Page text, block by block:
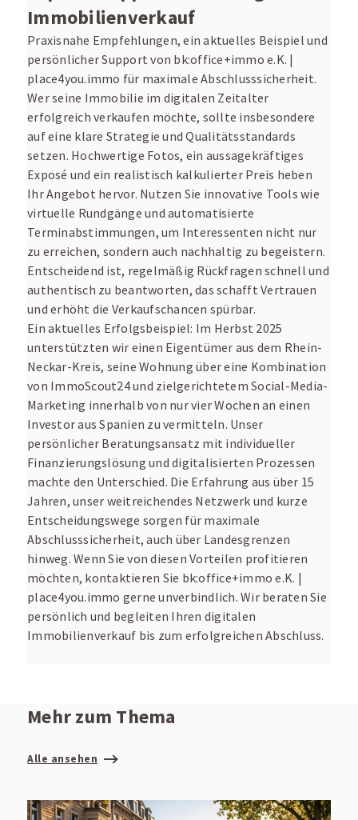
Immobilienverkauf
Praxisnahe Empfehlungen, ein aktuelles Beispiel und
persönlicher Support von bk:office+immo e.K. |
place4you.immo für maximale Abschlusssicherheit.
Wer seine Immobilie im digitalen Zeitalter
erfolgreich verkaufen möchte, sollte insbesondere
auf eine klare Strategie und Qualitätsstandards
setzen. Hochwertige Fotos, ein aussagekräftiges
Exposé und ein realistisch kalkulierter Preis heben
Ihr Angebot hervor. Nutzen Sie innovative Tools wie
virtuelle Rundgänge und automatisierte
Terminabstimmungen, um Interessenten nicht nur
zu erreichen, sondern auch nachhaltig zu begeistern.
Entscheidend ist, regelmäßig Rückfragen schnell und
authentisch zu beantworten, das schafft Vertrauen
und erhöht die Verkaufschancen spürbar.
Ein aktuelles Erfolgsbeispiel: Im Herbst 2025
unterstützten wir einen Eigentümer aus dem Rhein-
Neckar-Kreis, seine Wohnung über eine Kombination
von ImmoScout24 und zielgerichtetem Social-Media-
Marketing innerhalb von nur vier Wochen an einen
Investor aus Spanien zu vermitteln. Unser
persönlicher Beratungsansatz mit individueller
Finanzierungslösung und digitalisierten Prozessen
machte den Unterschied. Die Erfahrung aus über 15
Jahren, unser weitreichendes Netzwerk und kurze
Entscheidungswege sorgen für maximale
Abschlusssicherheit, auch über Landesgrenzen
hinweg. Wenn Sie von diesen Vorteilen profitieren
möchten, kontaktieren Sie bk:office+immo e.K. |
place4you.immo gerne unverbindlich. Wir beraten Sie
persönlich und begleiten Ihren digitalen
Immobilienverkauf bis zum erfolgreichen Abschluss.
Mehr zum Thema
Alle ansehen